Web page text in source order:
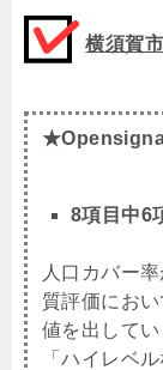
横須賀
8項目中6
人口カバー
質評価にお
値を出して
「ハイレベ